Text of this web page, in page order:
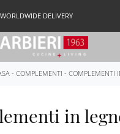
WORLDWIDE DELIVERY
- COMPLEMENTI - COMPLEMENTI
in